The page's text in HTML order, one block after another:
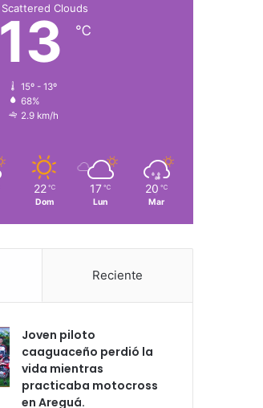
Scattered Clouds
13 ℃
15º - 13º
68%
2.9 km/h
22 ℃
Dom
17 ℃
Lun
20 ℃
Mar
Reciente
Joven piloto
caaguaceño perdió la
vida mientras
practicaba motocross
en Areguá.